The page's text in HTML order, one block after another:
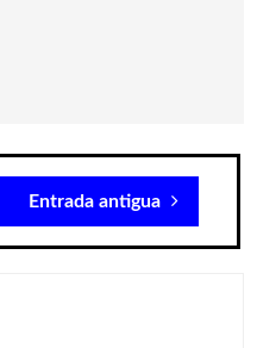
Entrada antigua